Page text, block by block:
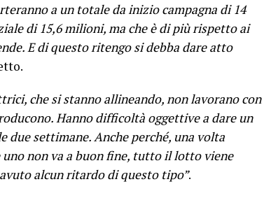
a un totale da inizio campagna di 14
di 15,6 milioni, ma che è di più rispetto ai
E di questo ritengo si debba dare atto
che si stanno allineando, non lavorano con
Hanno difficoltà oggettive a dare un
due settimane. Anche perché, una volta
non va a buon fine, tutto il lotto viene
alcun ritardo di questo tipo”.